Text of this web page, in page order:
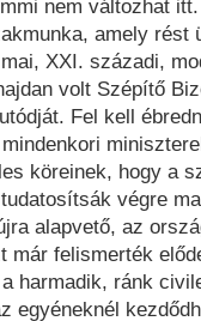
nem változhat
amely rést
XXI. századi,
volt Szépítő
Fel kell
köreinek, hogy a
végre
alapvető, az
már felismerték
harmadik, ránk
egyéneknél